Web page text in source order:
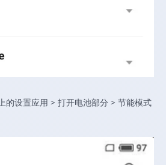
的设置应用 > 打开电池部分 > 节能模式